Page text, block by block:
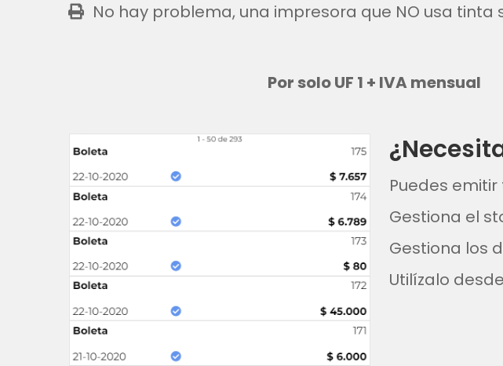
No hay problema, una impresora que NO usa
Por solo UF 1 + IVA mensual
Puedes
Gestiona el
Gestiona los
Utilízalo